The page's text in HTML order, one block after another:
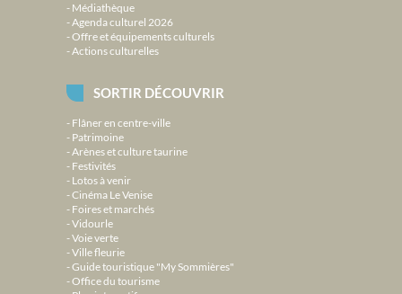
Médiathèque
Agenda culturel 2026
Offre et équipements culturels
Actions culturelles
SORTIR DÉCOUVRIR
Flâner en centre-ville
Patrimoine
Arènes et culture taurine
Festivités
Lotos à venir
Cinéma Le Venise
Foires et marchés
Vidourle
Voie verte
Ville fleurie
Guide touristique "My Sommières"
Office du tourisme